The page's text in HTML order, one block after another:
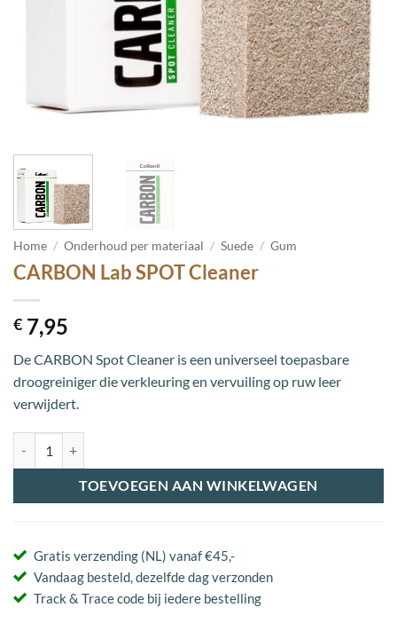
Home / Onderhoud per materiaal / Suede / Gum
CARBON Lab SPOT Cleaner
€ 7,95
De CARBON Spot Cleaner is een universeel toepasbare
droogreiniger die verkleuring en vervuiling op ruw leer
verwijdert.
TOEVOEGEN AAN WINKELWAGEN
Gratis verzending (NL) vanaf €45,-
Vandaag besteld, dezelfde dag verzonden
Track & Trace code bij iedere bestelling